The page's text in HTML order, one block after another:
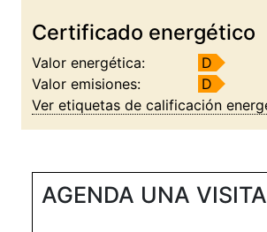
Certificado energético
Valor energética:
D
Valor emisiones:
D
Ver etiquetas de calificación
AGENDA UNA VISITA